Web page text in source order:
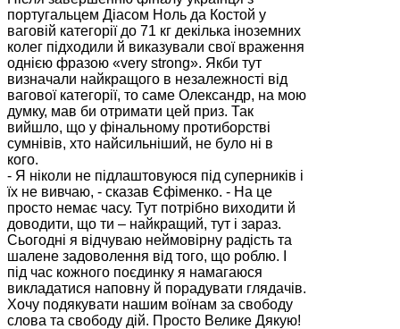
португальцем Діасом Ноль да Костой у
ваговій категорії до 71 кг декілька іноземних
колег підходили й виказували свої враження
однією фразою «very strong». Якби тут
визначали найкращого в незалежності від
вагової категорії, то саме Олександр, на мою
думку, мав би отримати цей приз. Так
вийшло, що у фінальному протиборстві
сумнівів, хто найсильніший, не було ні в
кого.
- Я ніколи не підлаштовуюся під суперників і
їх не вивчаю, - сказав Єфіменко. - На це
просто немає часу. Тут потрібно виходити й
доводити, що ти – найкращий, тут і зараз.
Сьогодні я відчуваю неймовірну радість та
шалене задоволення від того, що роблю. І
під час кожного поєдинку я намагаюся
викладатися наповну й порадувати глядачів.
Хочу подякувати нашим воїнам за свободу
слова та свободу дій. Просто Велике Дякую!